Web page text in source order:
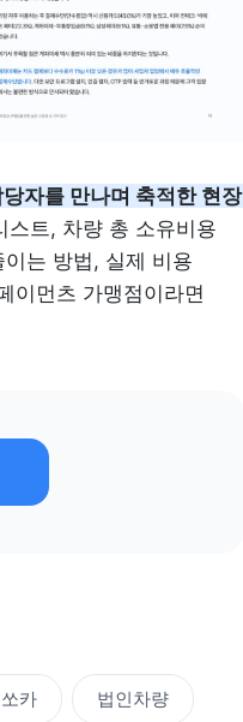
자를 만나며 축적한 현장
스트, 차량 총 소유비용
는 방법, 실제 비용
이먼츠 가맹점이라면
쏘카 법인차량